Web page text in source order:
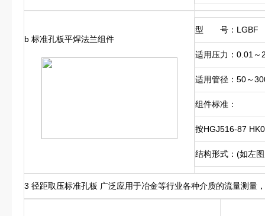
b 标准孔板平焊法兰组件
型 号：LGBF
适用压力：0.01～
适用管径：50～
组件标准：
按HGJ516-87
结构形式：(如左
3 径距取压标准孔板 广泛应用于冶金等行业各种介质的流量测量